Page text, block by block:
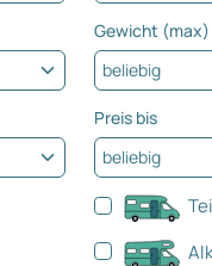
Gewicht (max)
Preis bis